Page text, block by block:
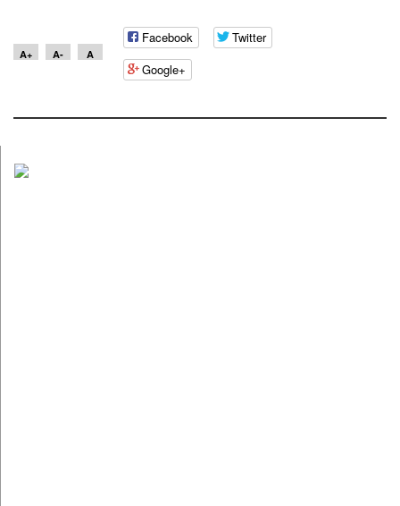
A+ A- A
Facebook
Twitter
Google+